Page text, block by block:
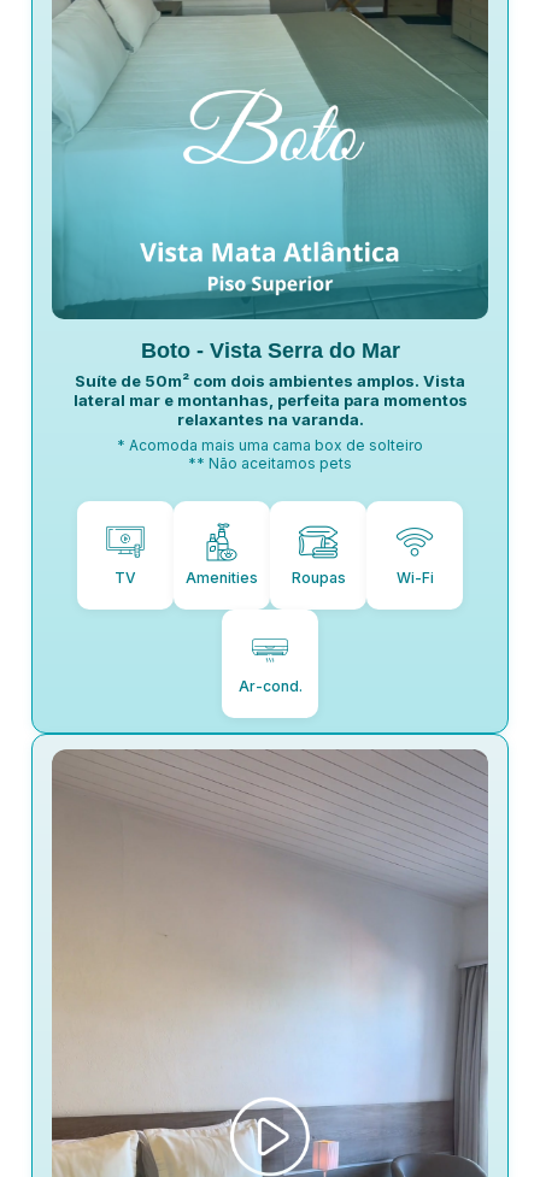
Boto - Vista Serra do Mar
Suíte de 50m² com dois ambientes amplos. Vista
lateral mar e montanhas, perfeita para momentos
relaxantes na varanda.
* Acomoda mais uma cama box de solteiro
** Não aceitamos pets
TV Amenities Roupas Wi-Fi
Ar-cond.